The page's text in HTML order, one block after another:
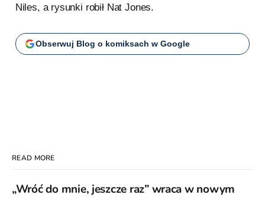
Niles, a rysunki robił Nat Jones.
Obserwuj Blog o komiksach w Google
READ MORE
„Wróć do mnie, jeszcze raz” wraca w nowym